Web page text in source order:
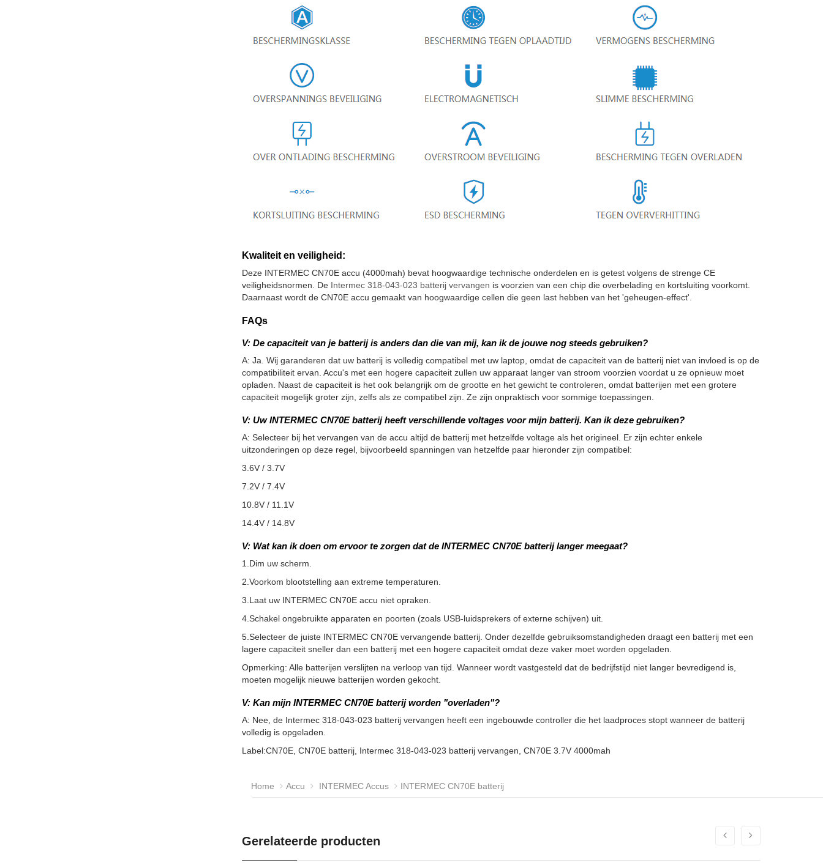
Kwaliteit en veiligheid:
Deze INTERMEC CN70E accu (4000mah) bevat hoogwaardige technische onderdelen en is getest volgens de strenge CE
veiligheidsnormen. De Intermec 318-043-023 batterij vervangen is voorzien van een chip die overbelading en kortsluiting voorkomt.
Daarnaast wordt de CN70E accu gemaakt van hoogwaardige cellen die geen last hebben van het 'geheugen-effect'.
FAQs
V: De capaciteit van je batterij is anders dan die van mij, kan ik de jouwe nog steeds gebruiken?
A: Ja. Wij garanderen dat uw batterij is volledig compatibel met uw laptop, omdat de capaciteit van de batterij niet van invloed is op de
compatibiliteit ervan. Accu's met een hogere capaciteit zullen uw apparaat langer van stroom voorzien voordat u ze opnieuw moet
opladen. Naast de capaciteit is het ook belangrijk om de grootte en het gewicht te controleren, omdat batterijen met een grotere
capaciteit mogelijk groter zijn, zelfs als ze compatibel zijn. Ze zijn onpraktisch voor sommige toepassingen.
V: Uw INTERMEC CN70E batterij heeft verschillende voltages voor mijn batterij. Kan ik deze gebruiken?
A: Selecteer bij het vervangen van de accu altijd de batterij met hetzelfde voltage als het origineel. Er zijn echter enkele
uitzonderingen op deze regel, bijvoorbeeld spanningen van hetzelfde paar hieronder zijn compatibel:
3.6V / 3.7V
7.2V / 7.4V
10.8V / 11.1V
14.4V / 14.8V
V: Wat kan ik doen om ervoor te zorgen dat de INTERMEC CN70E batterij langer meegaat?
1.Dim uw scherm.
2.Voorkom blootstelling aan extreme temperaturen.
3.Laat uw INTERMEC CN70E accu niet opraken.
4.Schakel ongebruikte apparaten en poorten (zoals USB-luidsprekers of externe schijven) uit.
5.Selecteer de juiste INTERMEC CN70E vervangende batterij. Onder dezelfde gebruiksomstandigheden draagt een batterij met een
lagere capaciteit sneller dan een batterij met een hogere capaciteit omdat deze vaker moet worden opgeladen.
Opmerking: Alle batterijen verslijten na verloop van tijd. Wanneer wordt vastgesteld dat de bedrijfstijd niet langer bevredigend is,
moeten mogelijk nieuwe batterijen worden gekocht.
V: Kan mijn INTERMEC CN70E batterij worden "overladen"?
A: Nee, de Intermec 318-043-023 batterij vervangen heeft een ingebouwde controller die het laadproces stopt wanneer de batterij
volledig is opgeladen.
Label:CN70E, CN70E batterij, Intermec 318-043-023 batterij vervangen, CN70E 3.7V 4000mah
Home Accu INTERMEC Accus INTERMEC CN70E batterij
Gerelateerde producten